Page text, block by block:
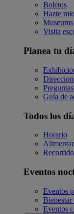
Boletos
Hazte
Visita
Planea tu
Guía de
Todos los
Horario
Eventos
Eventos
Eventos